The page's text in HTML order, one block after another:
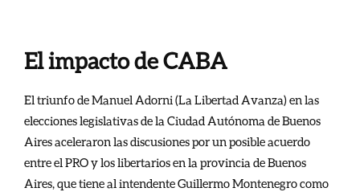
El impacto de CABA
El triunfo de Manuel Adorni (La Libertad Avanza) en las
elecciones legislativas de la Ciudad Autónoma de Buenos
Aires aceleraron las discusiones por un posible acuerdo
entre el PRO y los libertarios en la provincia de Buenos
Aires, que tiene al intendente Guillermo Montenegro como